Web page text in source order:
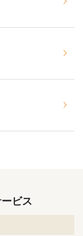
ビス